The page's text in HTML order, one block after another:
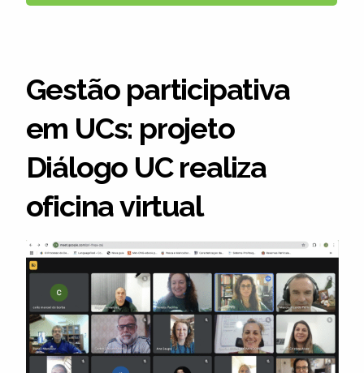
Gestão participativa
em UCs: projeto
Diálogo UC realiza
oficina virtual